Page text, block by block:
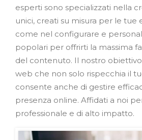
esperti sono specializzati nella
unici, creati su misura per le tue
come nel configurare e
popolari per offrirti la massima
del contenuto. Il nostro
web che non solo rispecchia il
consente anche di gestire
presenza online. Affidati a noi
professionale e di alto impatto.